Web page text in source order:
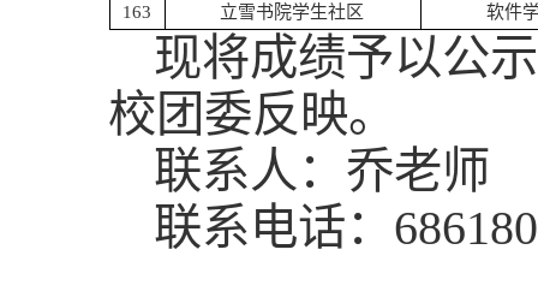
163
立雪书院学生社区 软件
现将成绩予以公
校团委反映。
联系人：乔老师
联系电话：